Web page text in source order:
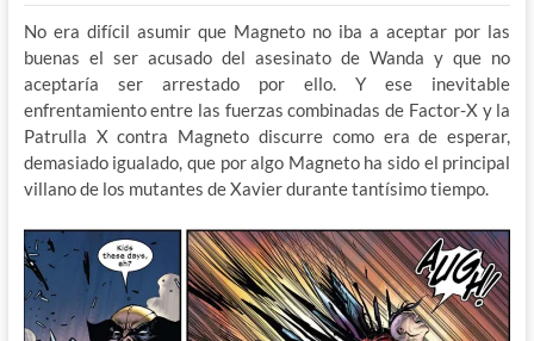
No era difícil asumir que Magneto no iba a aceptar por las
buenas el ser acusado del asesinato de Wanda y que no
aceptaría ser arrestado por ello. Y ese inevitable
enfrentamiento entre las fuerzas combinadas de Factor-X y la
Patrulla X contra Magneto discurre como era de esperar,
demasiado igualado, que por algo Magneto ha sido el principal
villano de los mutantes de Xavier durante tantísimo tiempo.